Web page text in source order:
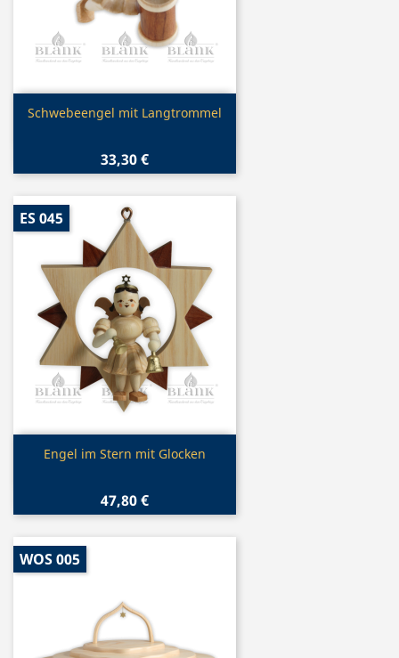
Vorschau
Schwebeengel mit Langtrommel
33,30 €
Vorschau
Engel im Stern mit Glocken
47,80 €
ES 045
WOS 005